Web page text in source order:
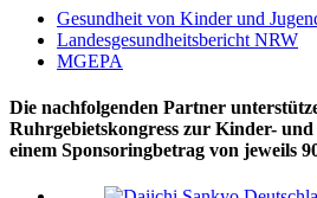
Gesundheit von Kinder und
Landesgesundheitsbericht NRW
MGEPA
Die nachfolgenden Partner
Ruhrgebietskongress zur Kinder-
einem Sponsoringbetrag von jeweils